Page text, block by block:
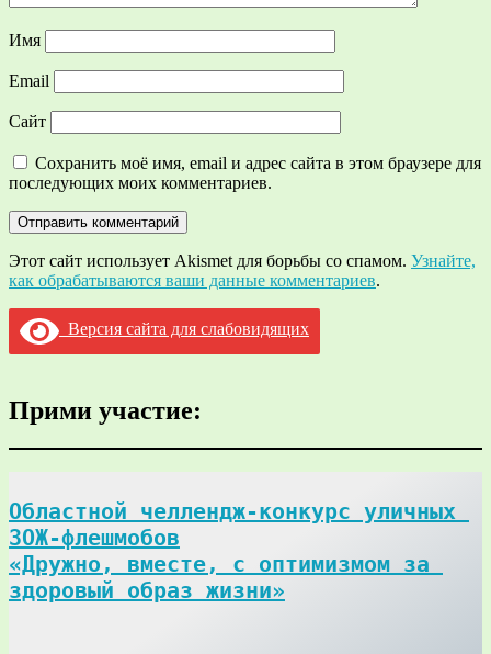
Имя
Email
Сайт
Сохранить моё имя, email и адрес сайта в этом браузере для
последующих моих комментариев.
Этот сайт использует Akismet для борьбы со спамом. Узнайте,
как обрабатываются ваши данные комментариев.
Версия сайта для слабовидящих
Прими участие:
Областной челлендж-конкурс уличных
ЗОЖ-флешмобов
«Дружно, вместе, с оптимизмом за
здоровый образ жизни»